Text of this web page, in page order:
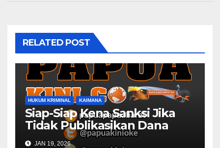
RELATED POST
HUKUM KRIMINAL KAIMANA
Siap-Siap Kena Sanksi Jika
Tidak Publikasikan Dana
Desa
JAN 19, 2026